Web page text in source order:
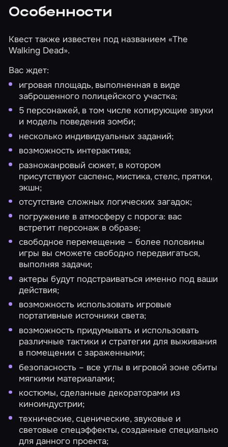
Особенности
Квест также известен под названием «The
Walking Dead».
Вас ждет:
игровая площадь, выполненная в виде
заброшенного полицейского участка;
5 персонажей, в том числе копирующие звуки
и модель поведения зомби;
несколько индивидуальных заданий;
возможность интерактива;
разножанровый сюжет, в котором
присутствуют саспенс, мистика, стелс, прятки,
экшн;
отсутствие сложных логических загадок;
погружение в атмосферу с порога: вас
встретит персонаж в образе;
свободное перемещение – более половины
игры вы сможете свободно передвигаться,
выполняя задачи;
актеры будут подстраиваться именно под ваши
действия;
возможность использовать игровые
портативные источники света;
возможность придумывать и использовать
различные тактики и стратегии для выживания
в помещении с зараженными;
безопасность – все углы в игровой зоне обиты
мягкими материалами;
костюмы, сделанные декораторами из
киноиндустрии;
технические, сценические, звуковые и
световые спецэффекты, созданные специально
для данного проекта;